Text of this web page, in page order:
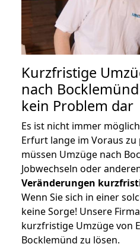
Kurzfristige
nach
kein Problem dar
Es ist nicht immer
Erfurt lange im Voraus
müssen Umzüge nach
Jobwechseln oder
Veränderungen
Wenn Sie sich in einer
keine Sorge! Unsere
kurzfristige Umzüge von
Bocklemünd zu lösen.